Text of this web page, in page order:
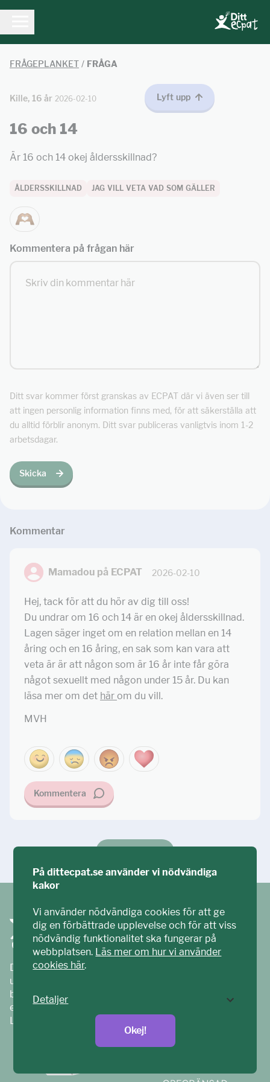
FRÅGEPLANKET / FRÅGA
Kille, 16 år 2026-02-10 Lyft upp
16 och 14
Är 16 och 14 okej åldersskillnad?
ÅLDERSSKILLNAD JAG VILL VETA VAD SOM GÄLLER
Kommentera på frågan här
Ditt svar kommer först granskas av ECPAT där vi även ser till
att ingen personlig information finns med, för att säkerställa att
du alltid förblir anonym. Ditt svar publiceras vanligtvis inom 1-2
arbetsdagar.
Skicka
Kommentar
Mamadou på ECPAT 2026-02-10
Hej, tack för att du hör av dig till oss!
Du undrar om 16 och 14 är en okej åldersskillnad.
Lagen säger inget om en relation mellan en 14
åring och en 16 åring, en sak som kan vara att
veta är är att någon som är 16 år inte får göra
något sexuellt med någon under 15 år. Du kan
läsa mer om det här om du vill.
MVH
Kommentera
Ditt ECPAT har tagits fram tillsammans med barn och
unga. Vi är en del av ECPAT Sverige – en
barnrättsorganisation som arbetar mot sexuell
exploatering av barn.
Läs mer på
ecpat.se
På dittecpat.se använder vi nödvändiga
kakor
Vi använder nödvändiga cookies för att ge
dig en förbättrade upplevelse och för att viss
nödvändig funktionalitet ska fungerar på
webbplatsen. Läs mer om hur vi använder
cookies här.
Detaljer
Okej!